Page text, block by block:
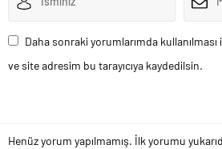
Daha sonraki yorumlarımda
ve site adresim bu tarayıcıya kaydedilsin.
Henüz yorum yapılmamış. İlk yorumu